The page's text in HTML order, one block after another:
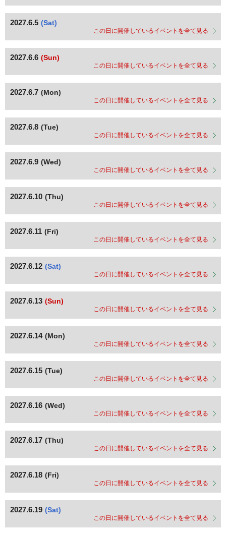
2027.6.5 (Sat)
この日に開催しているイベントを全て見る
2027.6.6 (Sun)
この日に開催しているイベントを全て見る
2027.6.7 (Mon)
この日に開催しているイベントを全て見る
2027.6.8 (Tue)
この日に開催しているイベントを全て見る
2027.6.9 (Wed)
この日に開催しているイベントを全て見る
2027.6.10 (Thu)
この日に開催しているイベントを全て見る
2027.6.11 (Fri)
この日に開催しているイベントを全て見る
2027.6.12 (Sat)
この日に開催しているイベントを全て見る
2027.6.13 (Sun)
この日に開催しているイベントを全て見る
2027.6.14 (Mon)
この日に開催しているイベントを全て見る
2027.6.15 (Tue)
この日に開催しているイベントを全て見る
2027.6.16 (Wed)
この日に開催しているイベントを全て見る
2027.6.17 (Thu)
この日に開催しているイベントを全て見る
2027.6.18 (Fri)
この日に開催しているイベントを全て見る
2027.6.19 (Sat)
この日に開催しているイベントを全て見る